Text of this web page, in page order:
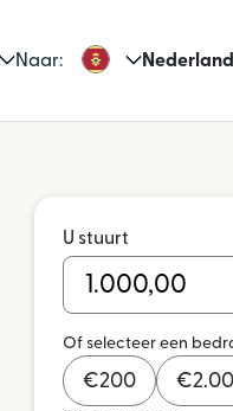
Naar:
U stuurt
Of selecteer een
€200 €